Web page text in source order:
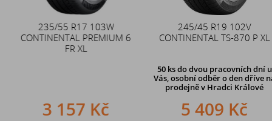
235/55 R17 103W
CONTINENTAL PREMIUM 6
FR XL
3 157 Kč
245/45 R19 102V
CONTINENTAL TS-870 P XL
50 ks do dvou pracovních dní u
Vás, osobní odběr o den dřívena
prodejně v Hradci Králové
5 409 Kč
Duše 12x4 (4.00-4) kovový
zahnutý ventil TR87
242 Kč